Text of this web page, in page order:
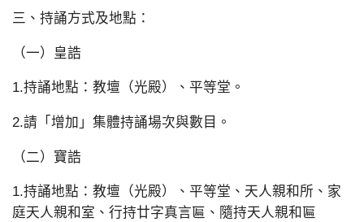
三、持誦方式及地點：
（一）皇誥
1.持誦地點：教壇（光殿）、平等堂。
2.請「增加」集體持誦場次與數目。
（二）寶誥
1.持誦地點：教壇（光殿）、平等堂、天人親和所、家
庭天人親和室、行持廿字真言匾、隨持天人親和匾